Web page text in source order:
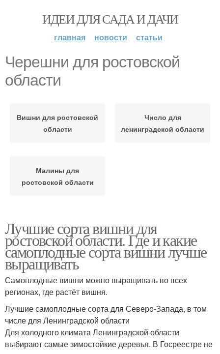
ИДЕИ ДЛЯ САДА И ДАЧИ
главная новости статьи
Черешни для ростовской
области
Вишни для ростовской
области
Число для
ленинградской области
Малины для
ростовской области
Лучшие сорта вишни для
ростовской области. Где и какие
самоплодные сорта вишни лучше
выращивать
Самоплодные вишни можно выращивать во всех
регионах, где растёт вишня.
Лучшие самоплодные сорта для Северо-Запада, в том
числе для Ленинградской области
Для холодного климата Ленинградской области
выбирают самые зимостойкие деревья. В Госреестре не